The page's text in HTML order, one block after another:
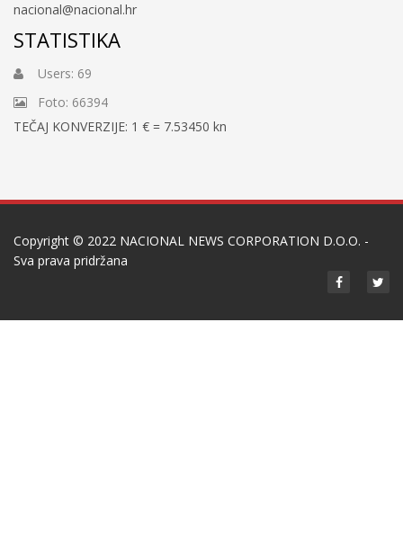
nacional@nacional.hr
STATISTIKA
Users: 69
Foto: 66394
TEČAJ KONVERZIJE: 1 € = 7.53450 kn
Copyright © 2022 NACIONAL NEWS CORPORATION D.O.O. -
Sva prava pridržana